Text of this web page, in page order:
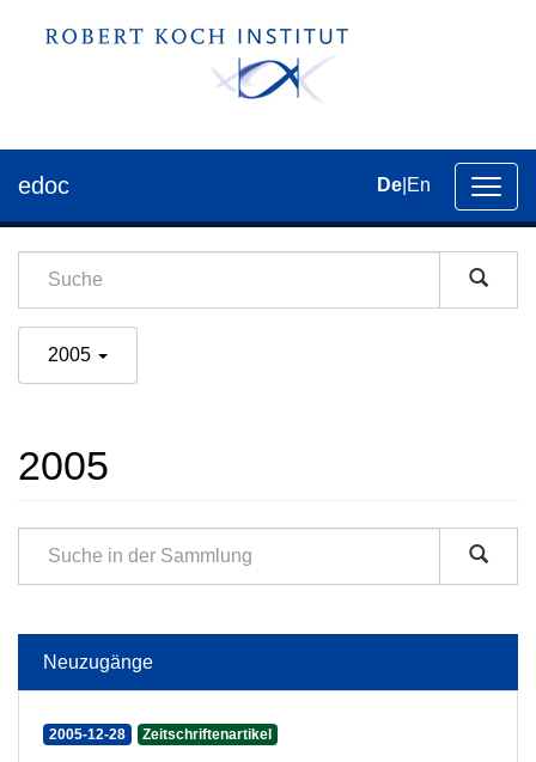
der
edoc De En
2005
2005
Neuzugänge
2005-12-28 Zeitschriftenartikel